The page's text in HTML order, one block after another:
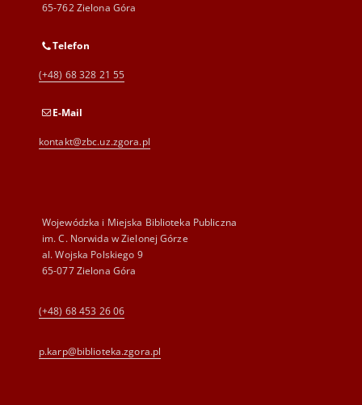
65-762 Zielona Góra
Telefon
(+48) 68 328 21 55
E-Mail
kontakt@zbc.uz.zgora.pl
Wojewódzka i Miejska Biblioteka Publiczna
im. C. Norwida w Zielonej Górze
al. Wojska Polskiego 9
65-077 Zielona Góra
(+48) 68 453 26 06
p.karp@biblioteka.zgora.pl